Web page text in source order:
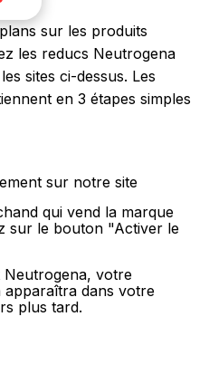
sur les produits
les reducs Neutrogena
sites ci-dessus. Les
en 3 étapes simples
sur notre site
qui vend la marque
sur le bouton "Activer le
votre
dans votre
plus tard.